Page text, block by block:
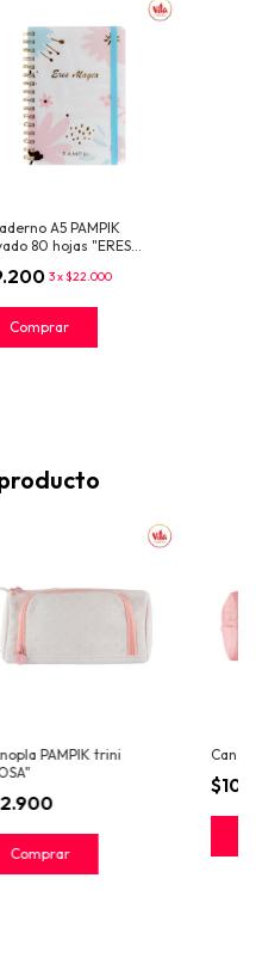
A5 PAMPIK
80 hojas "ERES
3 x $22.000
PAMPIK trini